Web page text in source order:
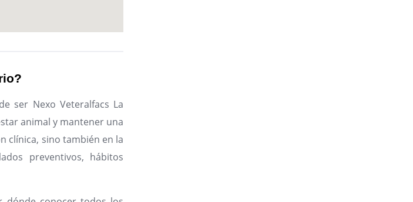
ser Nexo Veteralfacs La
animal y mantener una
clínica, sino también en la
preventivos, hábitos